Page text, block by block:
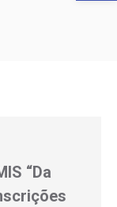
“Da